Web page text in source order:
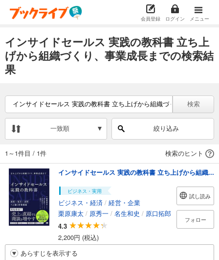
会員登録 ログイン メニュー
インサイドセールス 実践の教科書 立ち上
げから組織づくり、事業成長までの検索結
果
検索
一致順 絞り込み
1～1件目 / 1件 検索のヒント
インサイドセールス 実践の教科書 立ち上げから組織...
ビジネス・実用
ビジネス・経済 / 経営・企業
栗原康太 / 原秀一 / 名生和史 / 原口拓郎
4.3
2,200円 (税込)
試し読み
フォロー
あらすじを表示する